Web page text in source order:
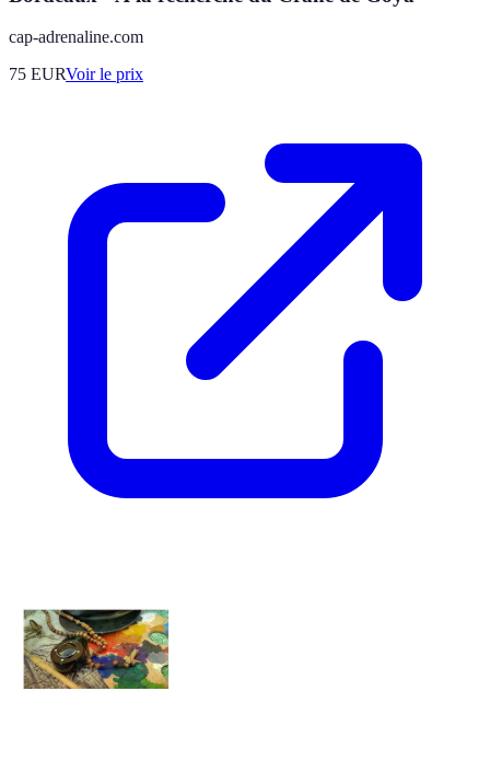
cap-adrenaline.com
75 EURVoir le prix